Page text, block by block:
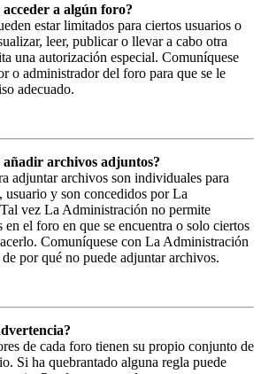
a algún foro?
estar limitados para ciertos usuarios o
leer, publicar o llevar a cabo otra
una autorización especial. Comuníquese
o administrador del foro para que se le
adecuado.
añadir archivos adjuntos?
adjuntar archivos son individuales para
usuario y son concedidos por La
vez La Administración no permite
en el foro en que se encuentra o solo ciertos
Comuníquese con La Administración
por qué no puede adjuntar archivos.
de cada foro tienen su propio conjunto de
Si ha quebrantado alguna regla puede